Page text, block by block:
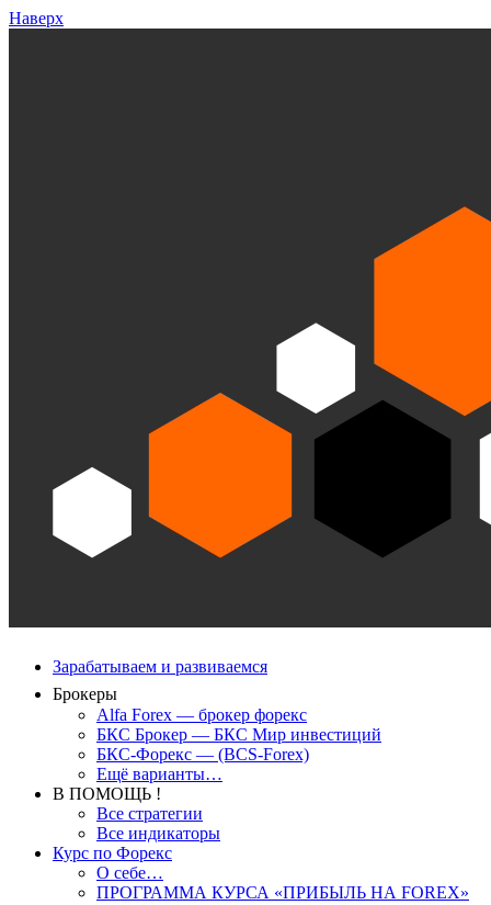
Наверх
Зарабатываем и развиваемся
Брокеры
Alfa Forex — брокер форекс
БКС Брокер — БКС Мир инвестиций
БКС-Форекс — (BCS-Forex)
Ещё варианты…
В ПОМОЩЬ !
Все стратегии
Все индикаторы
Курс по Форекс
О себе…
ПРОГРАММА КУРСА «ПРИБЫЛЬ НА FOREX»